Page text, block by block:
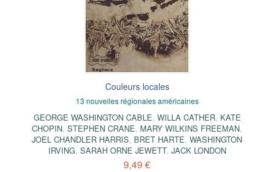
Couleurs locales
13 nouvelles régionales américaines
GEORGE WASHINGTON CABLE, WILLA CATHER, KATE
CHOPIN, STEPHEN CRANE, MARY WILKINS FREEMAN,
JOEL CHANDLER HARRIS, BRET HARTE, WASHINGTON
IRVING, SARAH ORNE JEWETT, JACK LONDON
9,49 €